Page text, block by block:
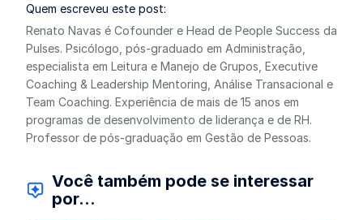
Quem escreveu este post:
Renato Navas é Cofounder e Head de People Success da
Pulses. Psicólogo, pós-graduado em Administração,
especialista em Leitura e Manejo de Grupos, Executive
Coaching & Leadership Mentoring, Análise Transacional e
Team Coaching. Experiência de mais de 15 anos em
programas de desenvolvimento de liderança e de RH.
Professor de pós-graduação em Gestão de Pessoas.
Você também pode se interessar
por...